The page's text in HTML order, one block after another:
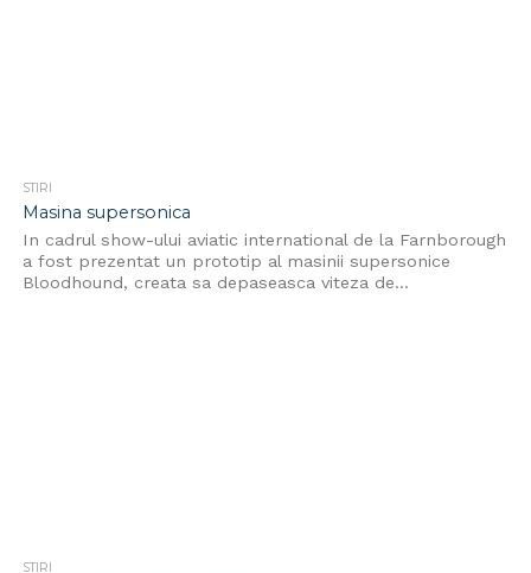
STIRI
Masina supersonica
In cadrul show-ului aviatic international de la Farnborough
a fost prezentat un prototip al masinii supersonice
Bloodhound, creata sa depaseasca viteza de...
STIRI